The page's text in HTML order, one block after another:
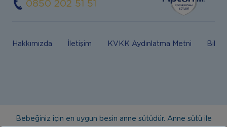
0850 202 51 51
Hakkımızda İletişim KVKK Aydınlatma Metni Bilgi
Bebeğiniz için en uygun besin anne sütüdür. Anne sütü ile